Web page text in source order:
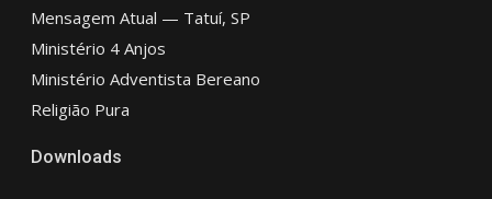
Mensagem Atual — Tatuí, SP
Ministério 4 Anjos
Ministério Adventista Bereano
Religião Pura
Downloads